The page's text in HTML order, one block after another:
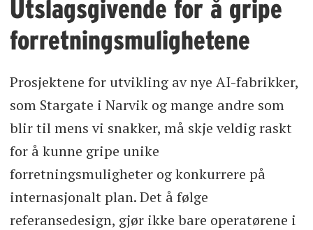
Utslagsgivende for å gripe
forretningsmulighetene
Prosjektene for utvikling av nye AI-fabrikker,
som Stargate i Narvik og mange andre som
blir til mens vi snakker, må skje veldig raskt
for å kunne gripe unike
forretningsmuligheter og konkurrere på
internasjonalt plan. Det å følge
referansedesign, gjør ikke bare operatørene i